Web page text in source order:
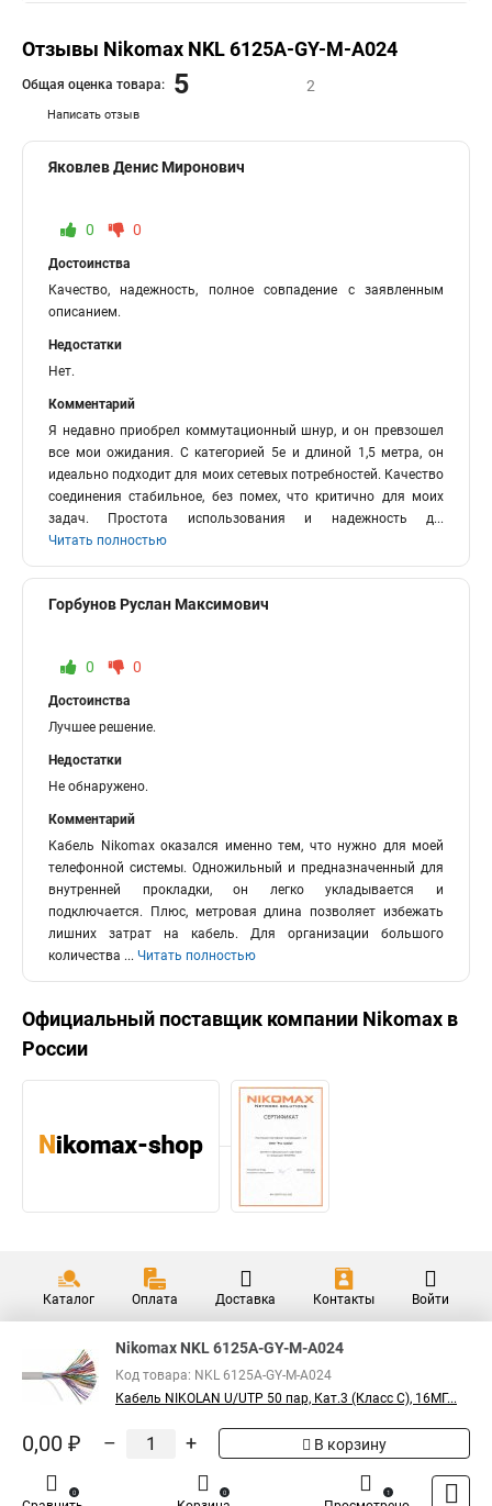
Отзывы Nikomax NKL 6125A-GY-M-A024
Написать отзыв
Общая оценка товара: 5 2
Яковлев Денис Миронович
0 0
Достоинства
Качество, надежность, полное совпадение с заявленным
описанием.
Недостатки
Нет.
Комментарий
Я недавно приобрел коммутационный шнур, и он превзошел
все мои ожидания. С категорией 5е и длиной 1,5 метра, он
идеально подходит для моих сетевых потребностей. Качество
соединения стабильное, без помех, что критично для моих
задач. Простота использования и надежность д...
Читать полностью
Горбунов Руслан Максимович
0 0
Достоинства
Лучшее решение.
Недостатки
Не обнаружено.
Комментарий
Кабель Nikomax оказался именно тем, что нужно для моей
телефонной системы. Одножильный и предназначенный для
внутренней прокладки, он легко укладывается и
подключается. Плюс, метровая длина позволяет избежать
лишних затрат на кабель. Для организации большого
количества ... Читать полностью
Официальный поставщик компании Nikomax в
России
Каталог Оплата Доставка Контакты Войти
Nikomax NKL 6125A-GY-M-A024
Код товара: NKL 6125A-GY-M-A024
Кабель NIKOLAN U/UTP 50 пар, Кат.3 (Класс C), 16МГ...
0,00 ₽ – + В корзину
0 0 1